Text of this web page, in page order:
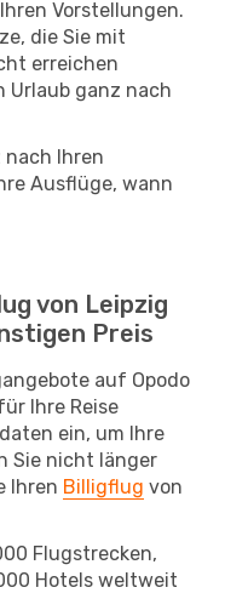
Vorstellungen.
die Sie mit
erreichen
Urlaub ganz nach
nach Ihren
Ausflüge, wann
von Leipzig
Preis
auf Opodo
Ihre Reise
ein, um Ihre
Sie nicht länger
Ihren Billigflug von
Flugstrecken,
Hotels weltweit